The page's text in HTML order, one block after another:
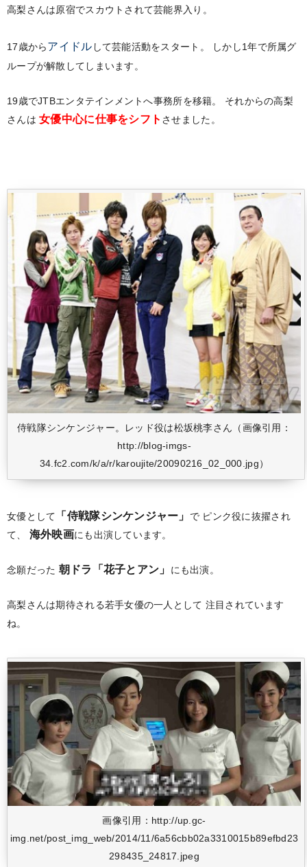
高梨さんは原宿でスカウトされて芸能界入り。
17歳からアイドル して芸能活動をスタート。
しかし1年で所属グ
ループが解散してしまいます。
19歳でJTBエンタテインメントへ事務所を移籍。
それからの高梨
さんは 女優中心に仕事をシフト させました。
侍戦隊シンケンジャー。レッド役は松坂桃李さん（画像引用：
http://blog-imgs-
34.fc2.com/k/a/r/karoujite/20090216_02_000.jpg）
女優として 「侍戦隊シンケンジャー」 で ピンク役に抜擢され
て、
海外映画にも出演しています。
念願だった 朝ドラ「花子とアン」 にも出演。
高梨さんは期待される若手女優の一人として 注目されています
ね。
画像引用：http://up.gc-
img.net/post_img_web/2014/11/6a56cbb02a3310015b89efbd23
298435_24817.jpeg